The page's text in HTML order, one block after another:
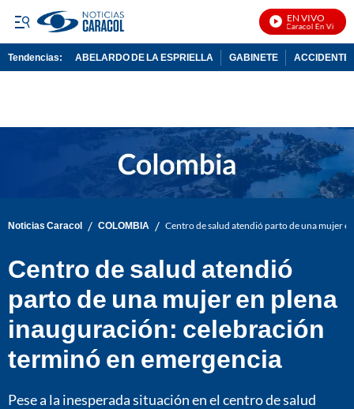
EN VIVO
Noticias Caracol En Vivo
Tendencias: ABELARDO DE LA ESPRIELLA GABINETE ACCIDENTE
Noticias Caracol / COLOMBIA / Centro de salud atendió parto de una mujer
Centro de salud atendió
parto de una mujer en plena
inauguración: celebración
terminó en emergencia
Pese a la inesperada situación en el centro de salud